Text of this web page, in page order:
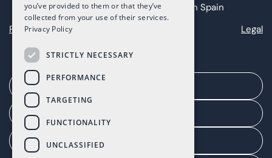
Copyright 2025 The Art of Living in Spain
Privacy
Legal
you’ve provided to them or that they’ve
collected from your use of their services.
Privacy Policy
STRICTLY NECESSARY
PERFORMANCE
TARGETING
FUNCTIONALITY
UNCLASSIFIED